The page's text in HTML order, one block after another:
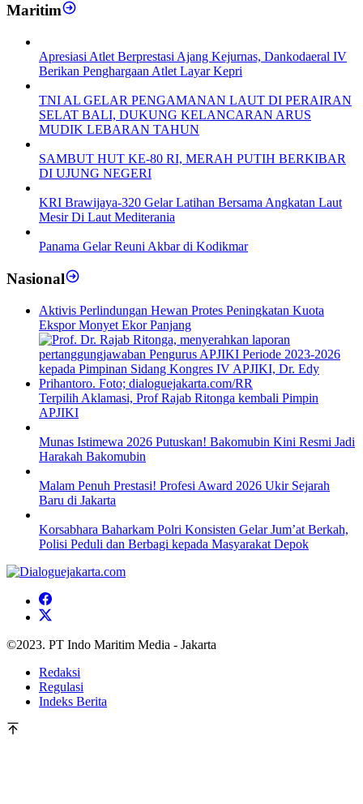
Maritim
Apresiasi Atlet Berprestasi Ajang Kejurnas, Dankodaeral IV
Berikan Penghargaan Atlet Layar Kepri
TNI AL GELAR PENGAMANAN LAUT DI PERAIRAN
SELAT BALI, DUKUNG KELANCARAN ARUS
MUDIK LEBARAN TAHUN
SAMBUT HUT KE-80 RI, MERAH PUTIH BERKIBAR
DI UJUNG NEGERI
KRI Brawijaya-320 Gelar Latihan Bersama Angkatan Laut
Mesir Di Laut Mediterania
Panama Gelar Reuni Akbar di Kodikmar
Nasional
Aktivis Perlindungan Hewan Protes Peningkatan Kuota
Ekspor Monyet Ekor Panjang
Terpilih Aklamasi, Prof Rajab Ritonga kembali Pimpin
APJIKI
Munas Istimewa 2026 Putuskan! Bakomubin Kini Resmi Jadi
Harakah Bakomubin
Malam Penuh Prestasi! Profesi Award 2026 Ukir Sejarah
Baru di Jakarta
Korsabhara Baharkam Polri Konsisten Gelar Jum’at Berkah,
Polisi Peduli dan Berbagi kepada Masyarakat Depok
©2023. PT Indo Maritim Media - Jakarta
Redaksi
Regulasi
Indeks Berita